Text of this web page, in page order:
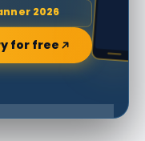
2026
for free